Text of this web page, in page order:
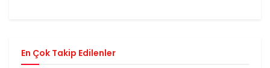
En Çok Takip Edilenler